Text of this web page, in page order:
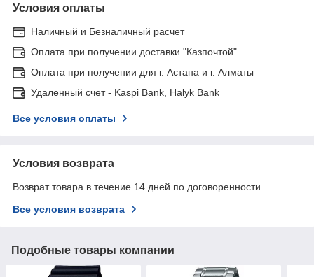
Условия оплаты
Наличный и Безналичный расчет
Оплата при получении доставки "Казпочтой"
Оплата при получении для г. Астана и г. Алматы
Удаленный счет - Kaspi Bank, Halyk Bank
Все условия оплаты
Условия возврата
Возврат товара в течение 14 дней по договоренности
Все условия возврата
Подобные товары компании